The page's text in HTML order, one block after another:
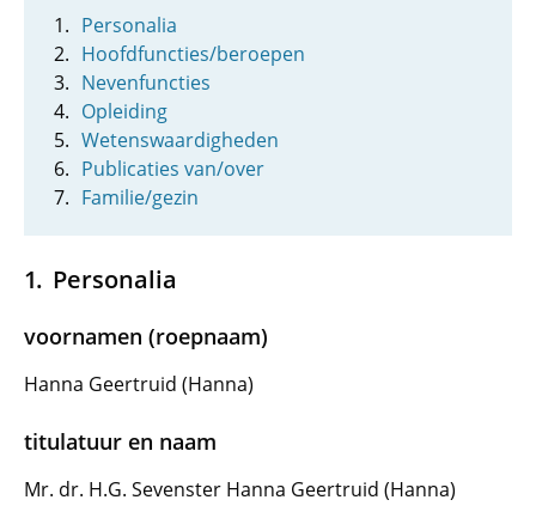
Personalia
Hoofdfuncties/beroepen
Nevenfuncties
Opleiding
Wetenswaardigheden
Publicaties van/over
Familie/gezin
Personalia
voornamen (roepnaam)
Hanna Geertruid (Hanna)
titulatuur en naam
Mr. dr. H.G. Sevenster Hanna Geertruid (Hanna)